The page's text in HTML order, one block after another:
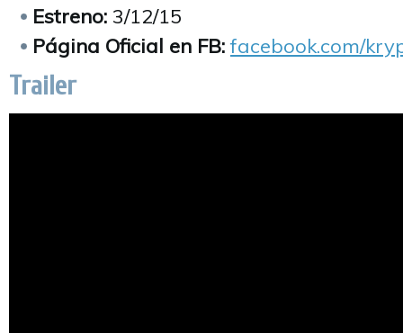
Estreno: 3/12/15
Página Oficial en FB:facebook.com/
Trailer